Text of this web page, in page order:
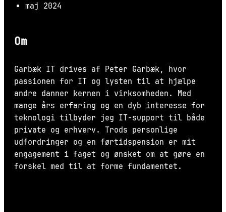
maj 2024
Om
Garbæk IT drives af Peter Garbæk, hvor
passionen for IT og lysten til at hjælpe
andre danner kernen i virksomheden. Med
mange års erfaring og en dyb interesse for
teknologi tilbyder jeg IT-support til både
private og erhverv. Trods personlige
udfordringer og en førtidspension er mit
engagement i faget og ønsket om at gøre en
forskel med til at forme fundamentet.